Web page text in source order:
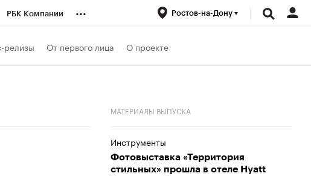
РБК Компании ... Ростов-на-Дону
релизы От первого лица О проекте
МАТЕРИАЛЫ ВЫПУСКА
Инструменты
Фотовыставка «Территория
стильных» прошла в отеле Hyatt